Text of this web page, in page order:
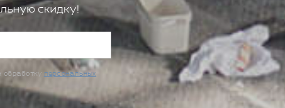
скидку!
обработку персональных